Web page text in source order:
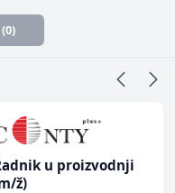
u proizvodnji
ž)